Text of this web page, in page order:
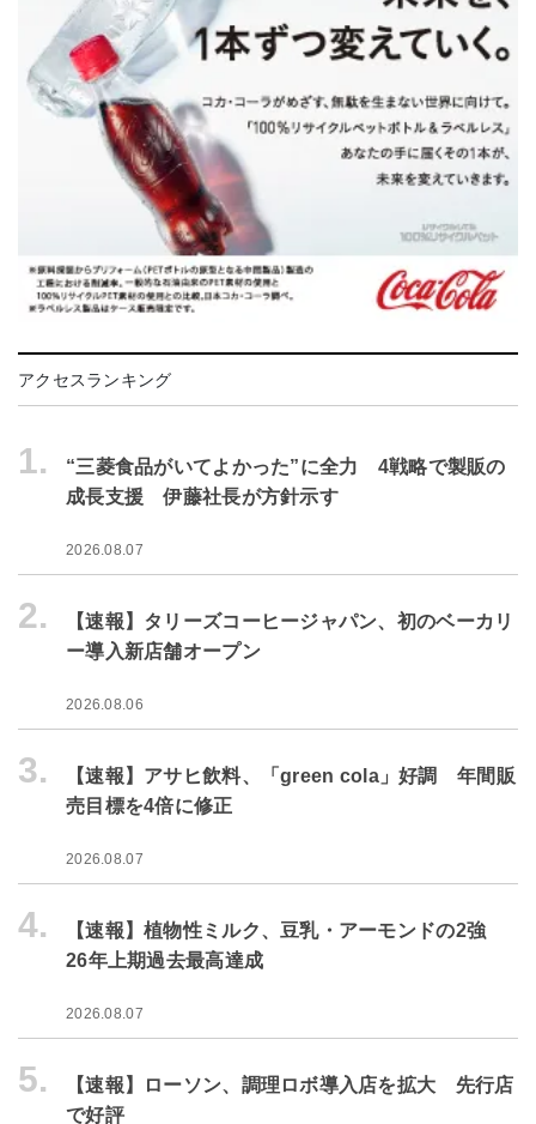
アクセスランキング
1.
“三菱食品がいてよかった”に全力 4戦略で製販の
成長支援 伊藤社長が方針示す
2026.08.07
2.
【速報】タリーズコーヒージャパン、初のベーカリ
ー導入新店舗オープン
2026.08.06
3.
【速報】アサヒ飲料、「green cola」好調 年間販
売目標を4倍に修正
2026.08.07
4.
【速報】植物性ミルク、豆乳・アーモンドの2強
26年上期過去最高達成
2026.08.07
5.
【速報】ローソン、調理ロボ導入店を拡大 先行店
で好評